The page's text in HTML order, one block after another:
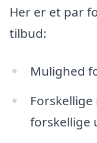
Her er et par
tilbud:
Mulighed
forskellige